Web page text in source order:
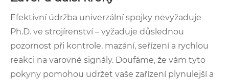
Efektivní údržba univerzální spojky nevyžaduje
Ph.D. ve strojírenství – vyžaduje důslednou
pozornost při kontrole, mazání, seřízení a rychlou
reakci na varovné signály. Doufáme, že vám tyto
pokyny pomohou udržet vaše zařízení plynulejší a